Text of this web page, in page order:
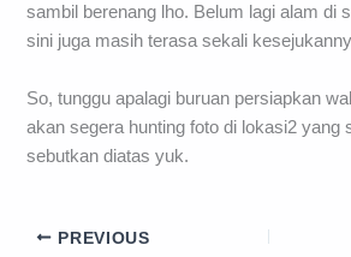
sambil berenang lho. Belum lagi alam di
sini juga masih terasa sekali
So, tunggu apalagi buruan persiapkan
akan segera hunting foto di lokasi2 yang
sebutkan diatas yuk.
PREVIOUS